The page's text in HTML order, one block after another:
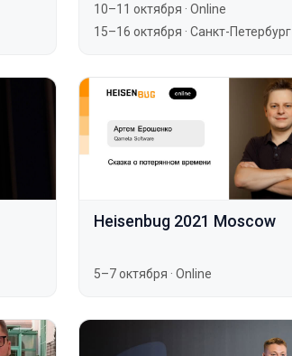
10–11 октября · Online
15–16 октября · Санкт-Петербург
Heisenbug 2021 Moscow
5–7 октября · Online